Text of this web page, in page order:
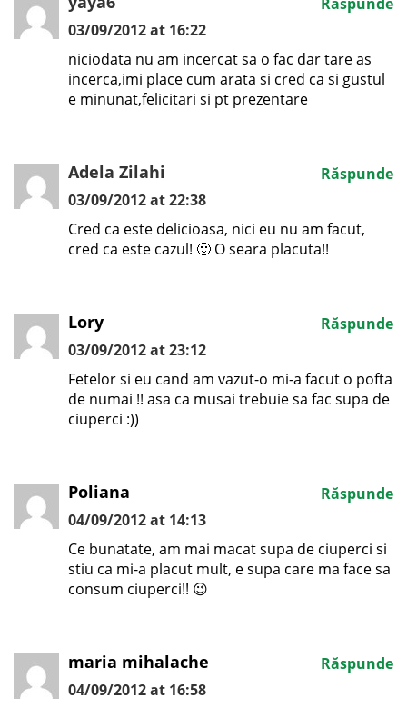
03/09/2012 at 16:22
niciodata nu am incercat sa o fac dar tare as
incerca,imi place cum arata si cred ca si gustul
e minunat,felicitari si pt prezentare
Adela Zilahi
03/09/2012 at 22:38
Cred ca este delicioasa, nici eu nu am facut,
cred ca este cazul! 🙂 O seara placuta!!
Răspunde
Lory
03/09/2012 at 23:12
Fetelor si eu cand am vazut-o mi-a facut o pofta
de numai !! asa ca musai trebuie sa fac supa de
ciuperci :))
Răspunde
Poliana
04/09/2012 at 14:13
Ce bunatate, am mai macat supa de ciuperci si
stiu ca mi-a placut mult, e supa care ma face sa
consum ciuperci!! 😉
Răspunde
maria mihalache
04/09/2012 at 16:58
Răspunde